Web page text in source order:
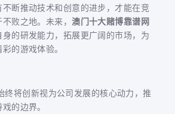
断推动技术和创意的进步，才能在竞
败之地。未来，澳门十大赌博靠谱网
身的研发能力，拓展更广阔的市场，为
的游戏体验。
将创新视为公司发展的核心动力，推
的边界。